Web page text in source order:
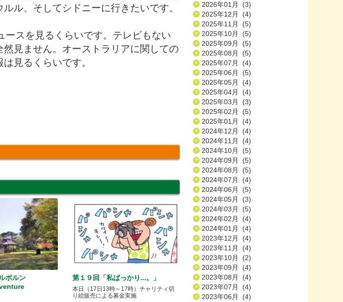
ル、そしてシドニーに行きたいです。
スを見るくらいです。テレビもない
見ません。オーストラリアに関しての
見るくらいです。
ボルン
第１９回「私ばっかり...。」
本日（17日13時～17時）チャリティ切
り絵販売による募金実施
2026年01月 (3)
2025年12月 (4)
2025年11月 (5)
2025年10月 (5)
2025年09月 (5)
2025年08月 (5)
2025年07月 (4)
2025年06月 (5)
2025年05月 (4)
2025年04月 (4)
2025年03月 (3)
2025年02月 (5)
2025年01月 (4)
2024年12月 (4)
2024年11月 (4)
2024年10月 (5)
2024年09月 (5)
2024年08月 (5)
2024年07月 (4)
2024年06月 (5)
2024年05月 (3)
2024年03月 (5)
2024年02月 (4)
2024年01月 (4)
2023年12月 (4)
2023年11月 (4)
2023年10月 (2)
2023年09月 (4)
2023年08月 (4)
2023年07月 (4)
2023年06月 (4)